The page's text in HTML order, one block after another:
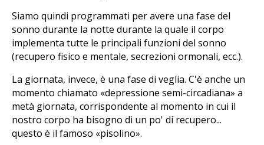
Siamo quindi programmati per avere una fase del
sonno durante la notte durante la quale il corpo
implementa tutte le principali funzioni del sonno
(recupero fisico e mentale, secrezioni ormonali, ecc.).
La giornata, invece, è una fase di veglia. C'è anche un
momento chiamato «depressione semi-circadiana» a
metà giornata, corrispondente al momento in cui il
nostro corpo ha bisogno di un po' di recupero...
questo è il famoso «pisolino».